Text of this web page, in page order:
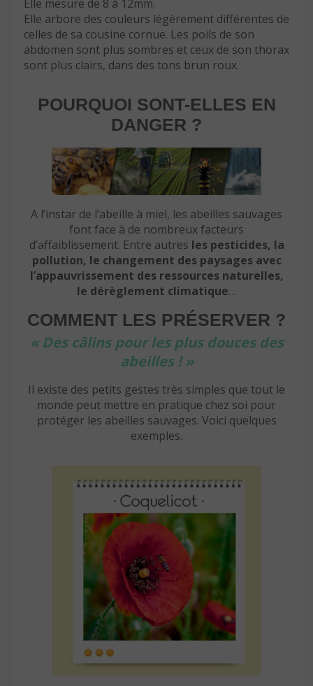
Elle mesure de 8 à 12mm.
Elle arbore des couleurs légèrement différentes de
celles de sa cousine cornue. Les poils de son
abdomen sont plus sombres et ceux de son thorax
sont plus clairs, dans des tons brun roux.
POURQUOI SONT-ELLES EN
DANGER ?
A l’instar de l’abeille à miel, les abeilles sauvages
font face à de nombreux facteurs
d’affaiblissement. Entre autres les pesticides, la
pollution, le changement des paysages avec
l’appauvrissement des ressources naturelles,
le dérèglement climatique…
COMMENT LES PRÉSERVER ?
« Des câlins pour les plus douces des
abeilles ! »
Il existe des petits gestes très simples que tout le
monde peut mettre en pratique chez soi pour
protéger les abeilles sauvages. Voici quelques
exemples.